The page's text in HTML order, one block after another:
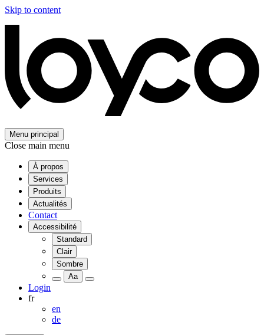
Skip to content
Menu principal
Close main menu
À propos
Services
Produits
Actualités
Contact
Accessibilité
Standard
Clair
Sombre
Aa
Login
fr
en
de